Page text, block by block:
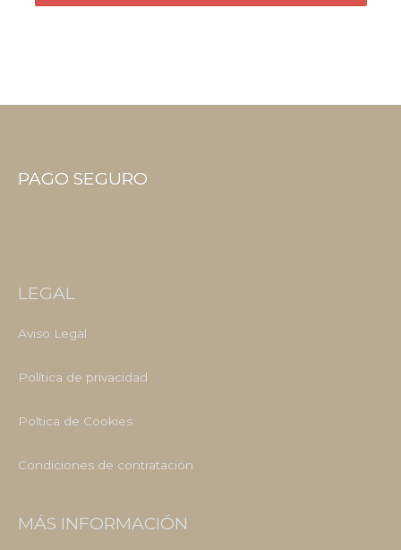
PAGO SEGURO
LEGAL
Aviso Legal
Política de privacidad
Poltica de Cookies
Condiciones de contratación
MÁS INFORMACIÓN